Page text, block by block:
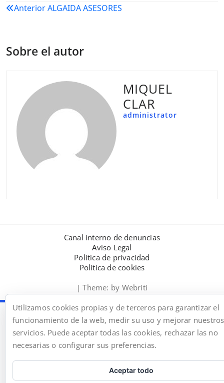
Navegación
AnteriorALGAIDA ASESORES
Sobre el autor
MIQUEL
CLAR
administrator
Canal interno de denuncias
Aviso Legal
Política de privacidad
Política de cookies
| Theme: by Webriti
Utilizamos cookies propias y de terceros para garantizar el
funcionamiento de la web, medir su uso y mejorar nuestros
servicios. Puede aceptar todas las cookies, rechazar las no
necesarias o configurar sus preferencias.
Aceptar todo